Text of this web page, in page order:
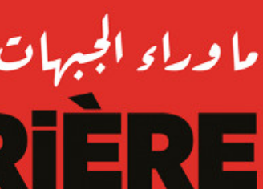
un « accord de paix » à Gaza, les Israéliens multiplie les
des entrepôts de médicaments, aggravant ainsi la
[ 7 août 2026 ]